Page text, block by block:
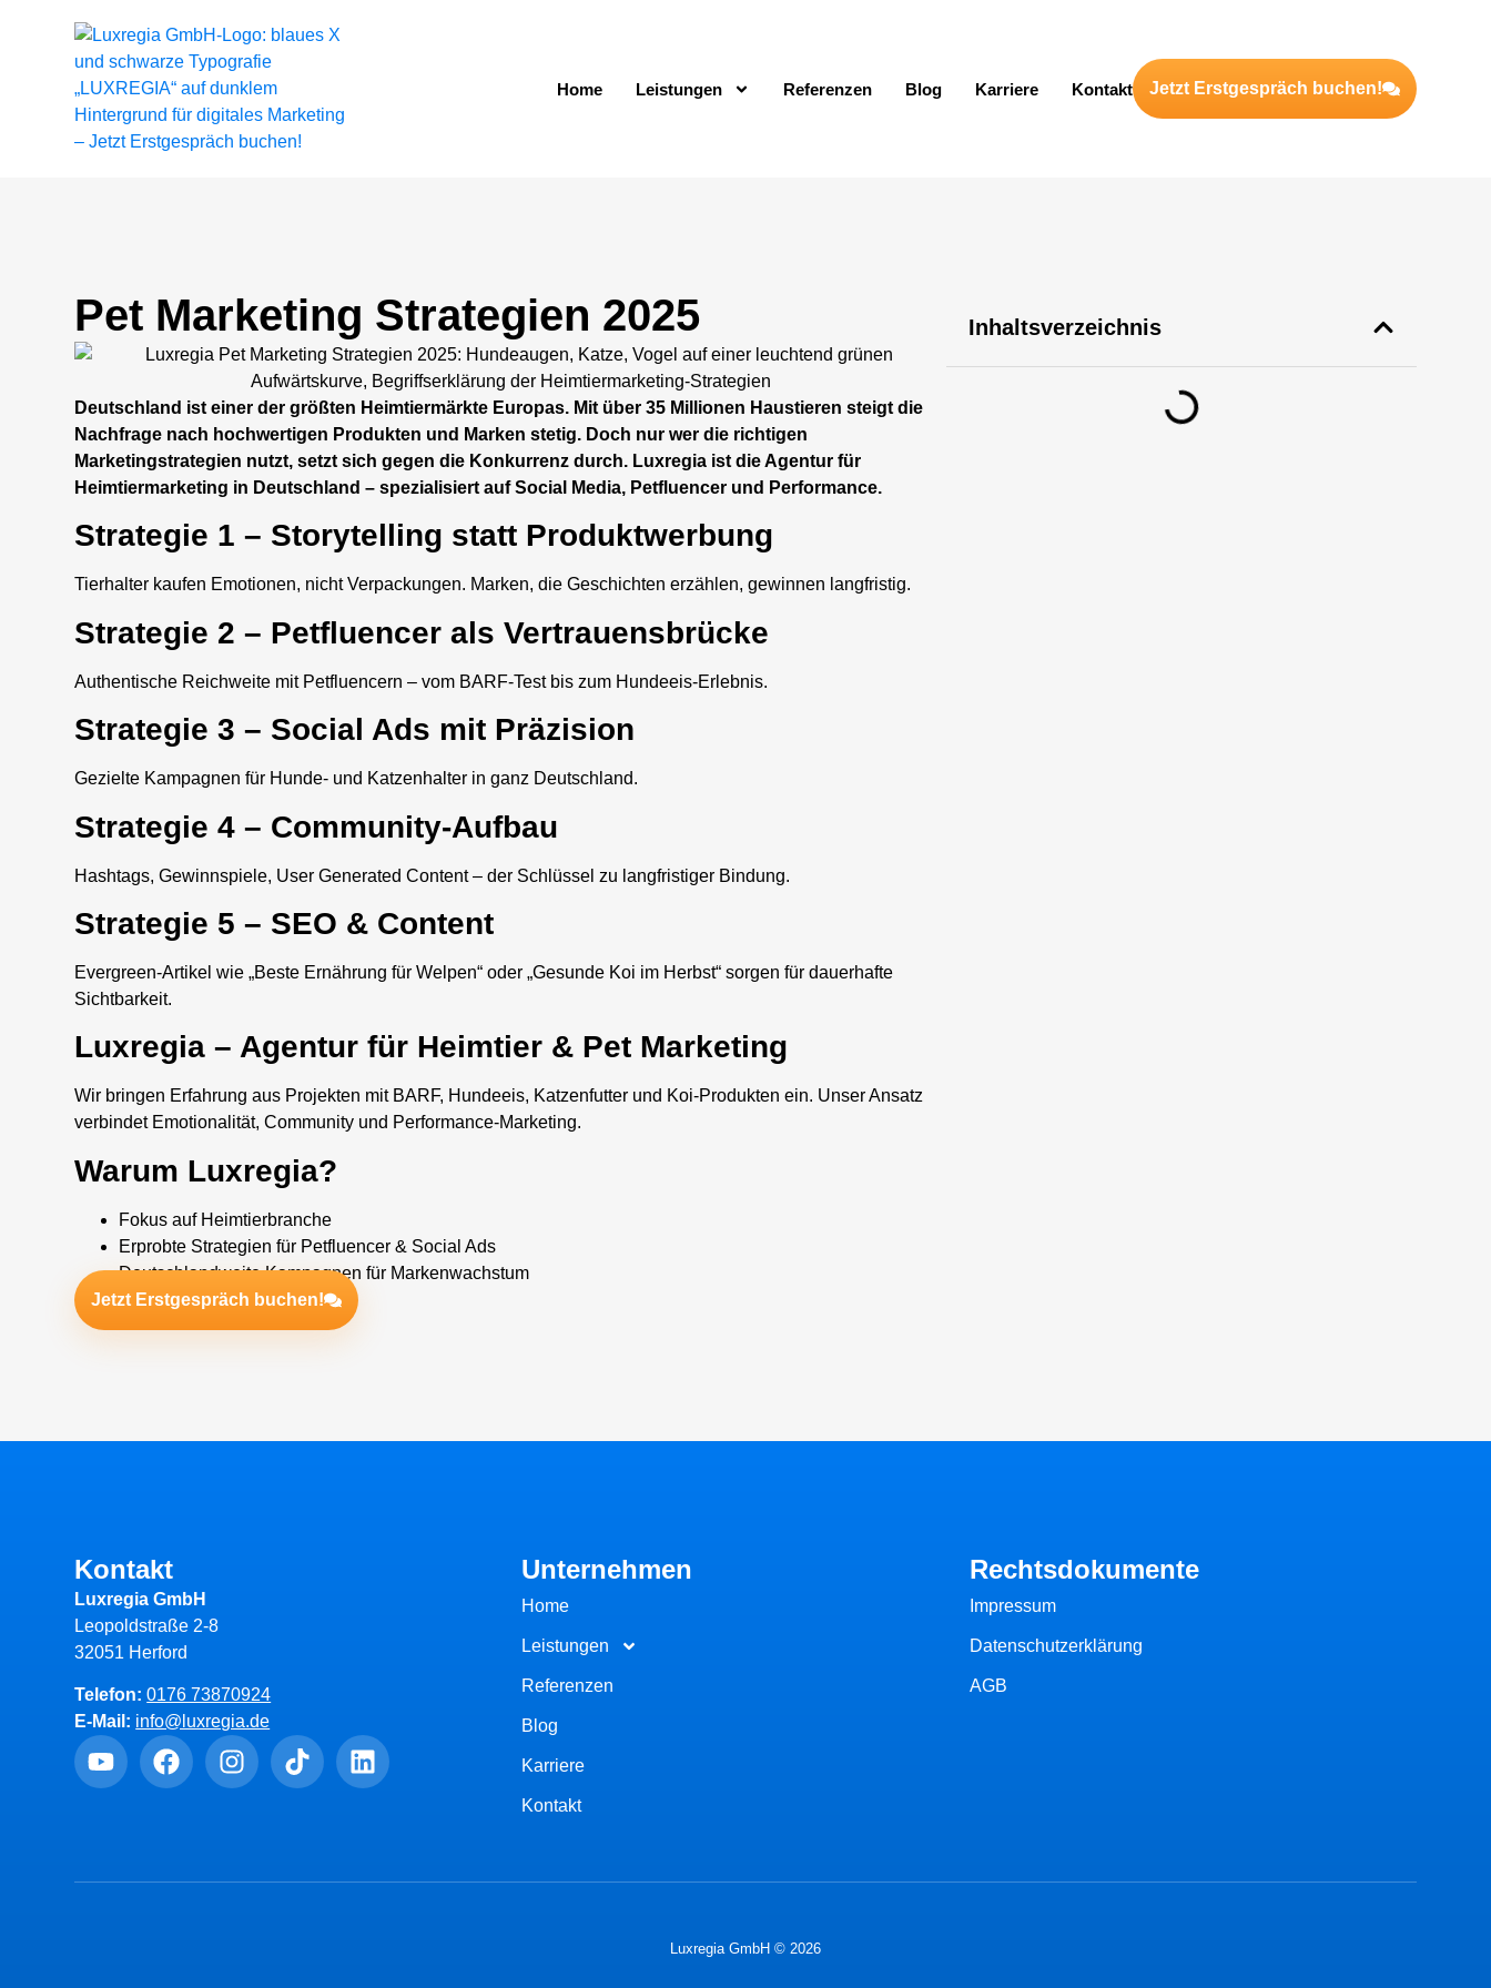
Home Leistungen Referenzen Blog Karriere Kontakt Jetzt Erstgespräch buchen!
Pet Marketing Strategien 2025
Deutschland ist einer der größten Heimtiermärkte Europas. Mit über 35 Millionen Haustieren steigt die
Nachfrage nach hochwertigen Produkten und Marken stetig. Doch nur wer die richtigen
Marketingstrategien nutzt, setzt sich gegen die Konkurrenz durch. Luxregia ist die Agentur für
Heimtiermarketing in Deutschland – spezialisiert auf Social Media, Petfluencer und Performance.
Strategie 1 – Storytelling statt Produktwerbung
Tierhalter kaufen Emotionen, nicht Verpackungen. Marken, die Geschichten erzählen, gewinnen langfristig.
Strategie 2 – Petfluencer als Vertrauensbrücke
Authentische Reichweite mit Petfluencern – vom BARF-Test bis zum Hundeeis-Erlebnis.
Strategie 3 – Social Ads mit Präzision
Gezielte Kampagnen für Hunde- und Katzenhalter in ganz Deutschland.
Strategie 4 – Community-Aufbau
Hashtags, Gewinnspiele, User Generated Content – der Schlüssel zu langfristiger Bindung.
Strategie 5 – SEO & Content
Evergreen-Artikel wie „Beste Ernährung für Welpen“ oder „Gesunde Koi im Herbst“ sorgen für dauerhafte
Sichtbarkeit.
Luxregia – Agentur für Heimtier & Pet Marketing
Wir bringen Erfahrung aus Projekten mit BARF, Hundeeis, Katzenfutter und Koi-Produkten ein. Unser Ansatz
verbindet Emotionalität, Community und Performance-Marketing.
Warum Luxregia?
Fokus auf Heimtierbranche
Erprobte Strategien für Petfluencer & Social Ads
Deutschlandweite Kampagnen für Markenwachstum
Jetzt Erstgespräch buchen!
Inhaltsverzeichnis
Kontakt
Luxregia GmbH
Leopoldstraße 2-8
32051 Herford
Telefon:0176 73870924
E-Mail: info@luxregia.de
Unternehmen
Home
Leistungen
Referenzen
Blog
Karriere
Kontakt
Rechtsdokumente
Impressum
Datenschutzerklärung
AGB
Luxregia GmbH © 2026